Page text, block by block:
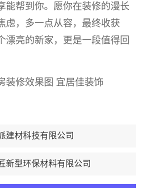
能帮到你。愿你在装修的漫长
虑，多一点从容，最终收获
漂亮的新家，更是一段值得回
装修效果图 宜居佳装饰
建材科技有限公司
新型环保材料有限公司